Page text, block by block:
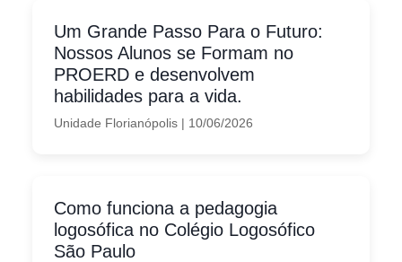
Um Grande Passo Para o Futuro:
Nossos Alunos se Formam no
PROERD e desenvolvem
habilidades para a vida.
Unidade Florianópolis | 10/06/2026
Como funciona a pedagogia
logosófica no Colégio Logosófico
São Paulo